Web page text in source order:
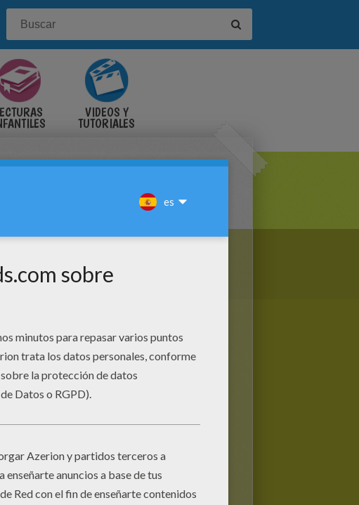
VIDEOS Y
TUTORIALES
merengue esté espeso y al levantar